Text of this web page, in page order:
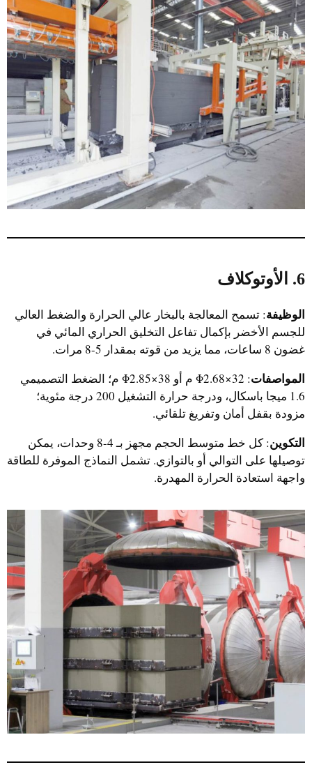
6. الأوتوكلاف
الوظيفة: تسمح المعالجة بالبخار عالي الحرارة والضغط العالي
للجسم الأخضر بإكمال تفاعل التخليق الحراري المائي في
غضون 8 ساعات، مما يزيد من قوته بمقدار 5-8 مرات.
المواصفات
: Φ2.68×32 م أو Φ2.85×38 م؛ الضغط التصميمي
1.6 ميجا باسكال، ودرجة حرارة التشغيل 200 درجة مئوية؛
مزودة بقفل أمان وتفريغ تلقائي.
التكوين
: كل خط متوسط الحجم مجهز بـ 4-8 وحدات، يمكن
توصيلها على التوالي أو بالتوازي. تشمل النماذج الموفرة للطاقة
واجهة استعادة الحرارة المهدرة.